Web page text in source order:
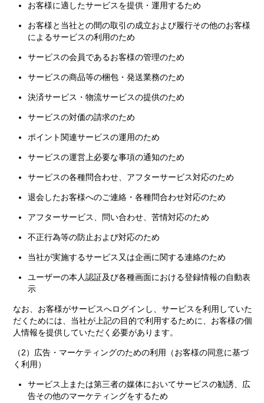
お客様に適したサービスを提供・運用するため
お客様と当社との間の取引の成立および履行その他のお客様
によるサービスの利用のため
サービスの会員であるお客様の管理のため
サービスの商品等の梱包・発送業務のため
決済サービス・物流サービスの提供のため
サービスの対価の請求のため
ポイント関連サービスの運用のため
サービスの運営上必要な事項の通知のため
サービスの各種問合わせ、アフターサービス対応のため
退会したお客様へのご連絡・各種問合わせ対応のため
アフターサービス、問い合わせ、苦情対応のため
不正行為等の防止および対応のため
当社が実施するサービス又は企画に関する連絡のため
ユーザーの本人認証及び各種画面における登録情報の自動表
示
なお、お客様がサービスへログインし、サービスを利用していた
だくためには、当社が上記の目的で利用するために、お客様の個
人情報を提供していただく必要があります。
（2）広告・マーケティングのための利用（お客様の同意に基づ
く利用）
サービス上または第三者の媒体においてサービスの勧誘、広
告その他のマーケティングをするため